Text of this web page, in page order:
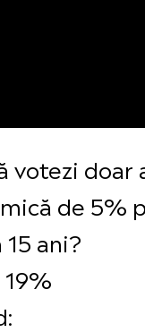
votezi
de 5%
ani?
19%